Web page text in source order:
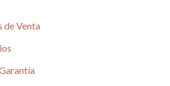
de Venta